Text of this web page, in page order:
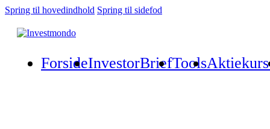
Spring til hovedindhold Spring til sidefod
ForsideInvestorBriefTools